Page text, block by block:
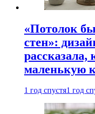
«Потолок
стен»:
рассказала,
маленькую
1 год спустя1 год